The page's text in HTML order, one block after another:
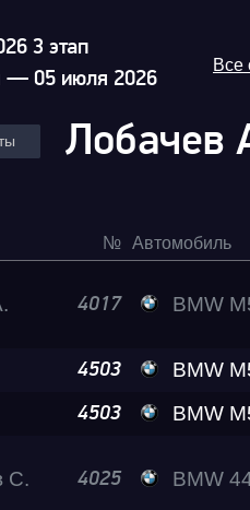
3 этап
— 05 июля 2026
Все
Лобачев
№ Автомобиль
4017 BMW M5
4503 BMW M5
4503 BMW M5
С. 4025 BMW 440